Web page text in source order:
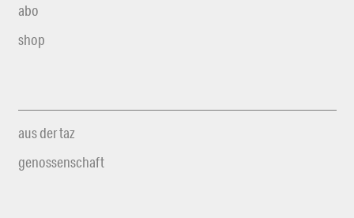
abo
shop
aus der taz
genossenschaft